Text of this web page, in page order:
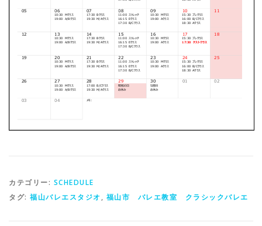
カテゴリー: SCHEDULE
タグ: 福山バレエスタジオ , 福山市 バレエ教室 クラシックバレエ